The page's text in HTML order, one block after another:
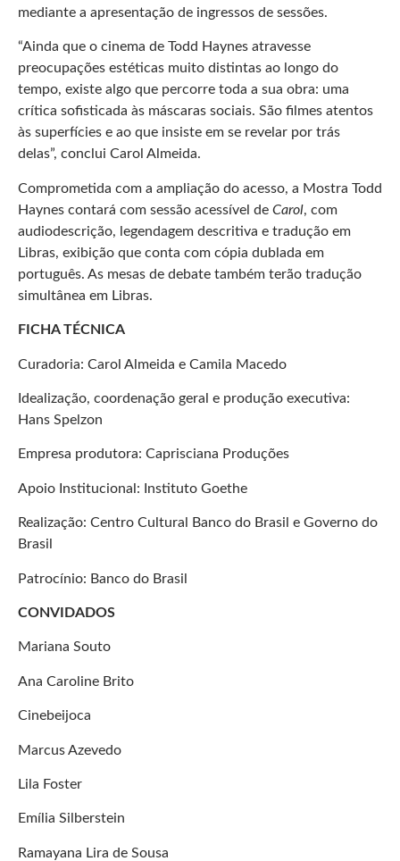
mediante a apresentação de ingressos de sessões.
“Ainda que o cinema de Todd Haynes atravesse
preocupações estéticas muito distintas ao longo do
tempo, existe algo que percorre toda a sua obra: uma
crítica sofisticada às máscaras sociais. São filmes atentos
às superfícies e ao que insiste em se revelar por trás
delas”, conclui Carol Almeida.
Comprometida com a ampliação do acesso, a Mostra Todd
Haynes contará com sessão acessível de Carol, com
audiodescrição, legendagem descritiva e tradução em
Libras, exibição que conta com cópia dublada em
português. As mesas de debate também terão tradução
simultânea em Libras.
FICHA TÉCNICA
Curadoria: Carol Almeida e Camila Macedo
Idealização, coordenação geral e produção executiva:
Hans Spelzon
Empresa produtora: Caprisciana Produções
Apoio Institucional: Instituto Goethe
Realização: Centro Cultural Banco do Brasil e Governo do
Brasil
Patrocínio: Banco do Brasil
CONVIDADOS
Mariana Souto
Ana Caroline Brito
Cinebeijoca
Marcus Azevedo
Lila Foster
Emília Silberstein
Ramayana Lira de Sousa